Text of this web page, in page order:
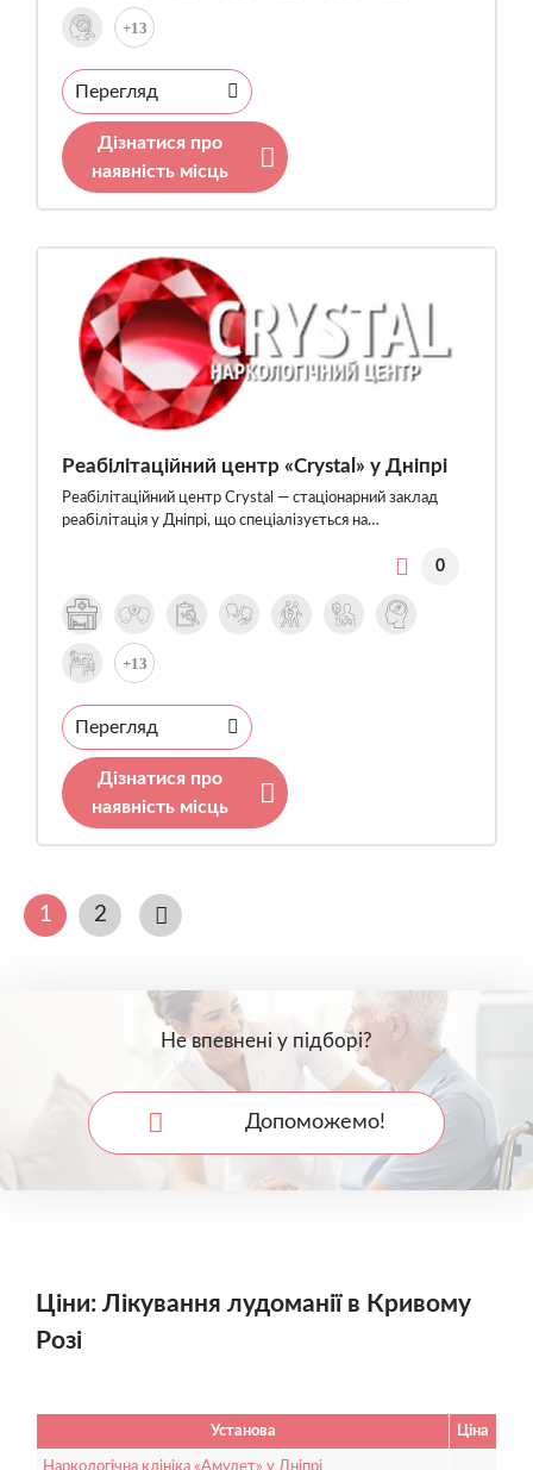
+13
Перегляд
Дізнатися про
наявність місць
Реабілітаційний центр «Crystal» у Дніпрі
Реабілітаційний центр Crystal — стаціонарний заклад
реабілітація у Дніпрі, що спеціалізується на…
0
+13
Перегляд
Дізнатися про
наявність місць
1 2
Не впевнені у підборі?
Допоможемо!
Ціни: Лікування лудоманії в Кривому
Розі
Установа Ціна